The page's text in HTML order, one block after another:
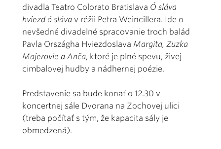
divadla Teatro Colorato Bratislava Ó sláva
hviezd ó sláva v réžii Petra Weincillera. Ide o
nevšedné divadelné spracovanie troch balád
Pavla Országha Hviezdoslava Margita, Zuzka
Majerovie a Anča, ktoré je plné spevu, živej
cimbalovej hudby a nádhernej poézie.
Predstavenie sa bude konať o 12.30 v
koncertnej sále Dvorana na Zochovej ulici
(treba počítať s tým, že kapacita sály je
obmedzená).